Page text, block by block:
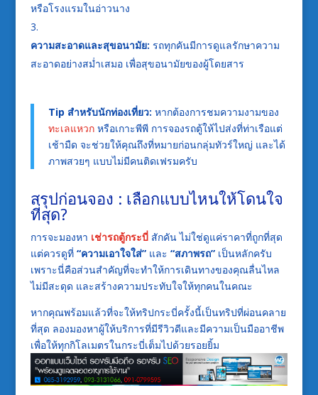
หรือโรงแรมในอ่าวนาง
ความสะอาดและสุขอนามัย: รถทุกคันมีการดูแลรักษาความ
สะอาดอย่างสม่ำเสมอ เพื่อสุขอนามัยของผู้โดยสาร
Tip สำหรับนักท่องเที่ยว: หากต้องการชมความงามของ
ทะเลแหวกหรือเกาะพีพี การจองรถตู้ให้ไปส่งที่ท่าเรือแต่
เช้ามืด จะช่วยให้คุณถึงที่หมายก่อนกลุ่มทัวร์ใหญ่ และได้
ภาพสวยๆ แบบไม่มีคนติดเฟรมครับ
สรุปก่อนจอง : เลือกแบบไหนให้โดนใจ
ที่สุด?
การจะมองหา เช่ารถตู้กระบี่ สักคัน ไม่ใช่ดูแค่ราคาที่ถูกที่สุด
แต่ควรดูที่ “ความเอาใจใส่”และ “สภาพรถ”เป็นหลักครับ
เพราะนี่คือส่วนสำคัญที่จะทำให้การเดินทางของคุณลื่นไหล
ไม่มีสะดุด และสร้างความประทับใจให้ทุกคนในคณะ
หากคุณพร้อมแล้วที่จะให้ทริปกระบี่ครั้งนี้เป็นทริปที่ผ่อนคลาย
ที่สุด ลองมองหาผู้ให้บริการที่มีรีวิวดีและมีความเป็นมืออาชีพ
เพื่อให้ทุกกิโลเมตรในกระบี่เต็มไปด้วยรอยยิ้ม